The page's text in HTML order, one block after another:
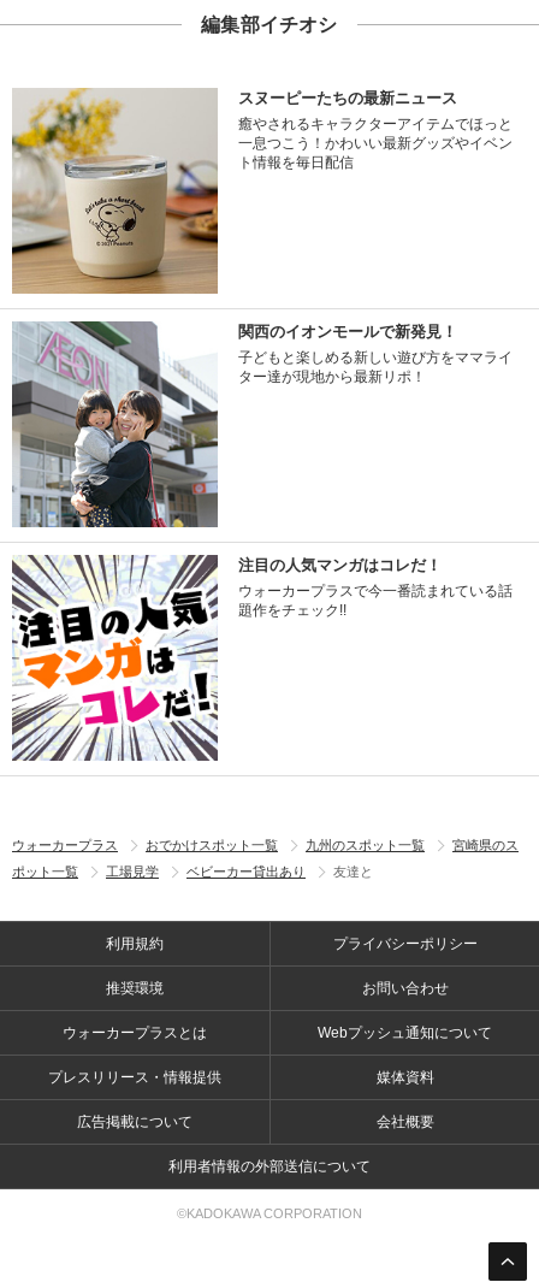
編集部イチオシ
スヌーピーたちの最新ニュース
癒やされるキャラクターアイテムでほっと
一息つこう！かわいい最新グッズやイベン
ト情報を毎日配信
関西のイオンモールで新発見！
子どもと楽しめる新しい遊び方をママライ
ター達が現地から最新リポ！
注目の人気マンガはコレだ！
ウォーカープラスで今一番読まれている話
題作をチェック!!
ウォーカープラス おでかけスポット一覧 九州のスポット一覧
宮崎県のス
ポット一覧
工場見学 ベビーカー貸出あり 友達と
利用規約 プライバシーポリシー
推奨環境 お問い合わせ
ウォーカープラスとは Webプッシュ通知について
プレスリリース・情報提供 媒体資料
広告掲載について 会社概要
利用者情報の外部送信について
©KADOKAWA CORPORATION